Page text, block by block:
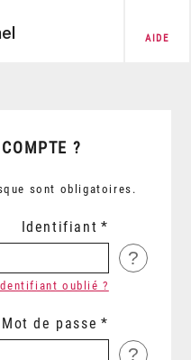
AIDE
?
sont obligatoires.
Identifiant
?
oublié ?
Mot de passe
?